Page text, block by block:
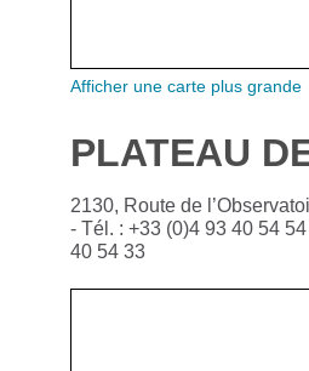
Afficher une carte plus grande
PLATEAU
2130, Route de
- Tél. : +33 (0)4 93 40 54
40 54 33